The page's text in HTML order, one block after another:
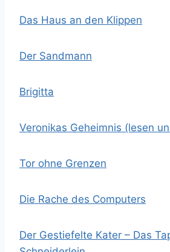
Das Haus an den Klippen
Der Sandmann
Brigitta
Veronikas Geheimnis (lesen
Tor ohne Grenzen
Die Rache des Computers
Der Gestiefelte Kater – Das